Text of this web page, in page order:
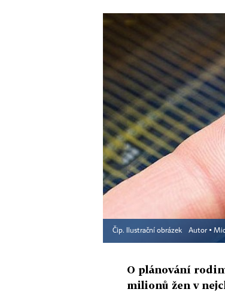
Čip. Ilustrační obrázek Autor ▪
O plánování
milionů žen v